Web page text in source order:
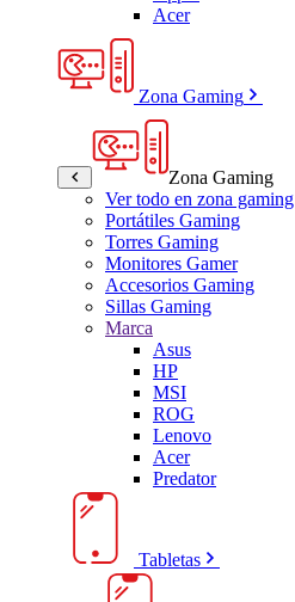
Acer
Zona Gaming
Zona Gaming
Ver todo en zona gaming
Portátiles Gaming
Torres Gaming
Monitores Gamer
Accesorios Gaming
Sillas Gaming
Marca
Asus
HP
MSI
ROG
Lenovo
Acer
Predator
Tabletas